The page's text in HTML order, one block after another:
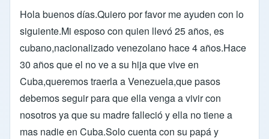
Hola buenos días.Quiero por favor me ayuden con lo
siguiente.Mi esposo con quien llevó 25 años, es
cubano,nacionalizado venezolano hace 4 años.Hace
30 años que el no ve a su hija que vive en
Cuba,queremos traerla a Venezuela,que pasos
debemos seguir para que ella venga a vivir con
nosotros ya que su madre falleció y ella no tiene a
mas nadie en Cuba.Solo cuenta con su papá y